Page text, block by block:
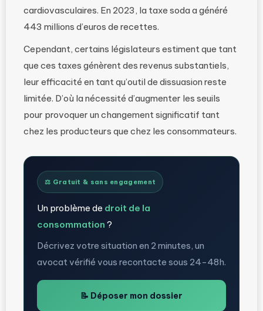
cardiovasculaires. En 2023, la taxe soda a généré
443 millions d’euros de recettes.
Cependant, certains législateurs estiment que tant
que ces taxes génèrent des revenus substantiels,
leur efficacité en tant qu’outil de dissuasion reste
limitée. D’où la nécessité d’augmenter les seuils
pour provoquer un changement significatif tant
chez les producteurs que chez les consommateurs.
⚖️ Gratuit & sans engagement
Un problème de droit de la
consommation ?
Décrivez votre situation en 2 minutes, un
avocat vérifié vous recontacte sous 24-48h.
📝 Déposer mon dossier